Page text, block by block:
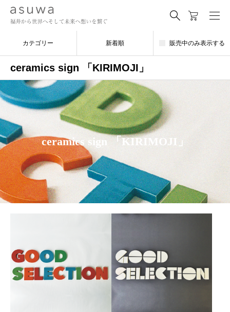
カテゴリー 新着順 販売中のみ表示する
ceramics sign 「KIRIMOJI」
ceramics sign 「KIRIMOJI」